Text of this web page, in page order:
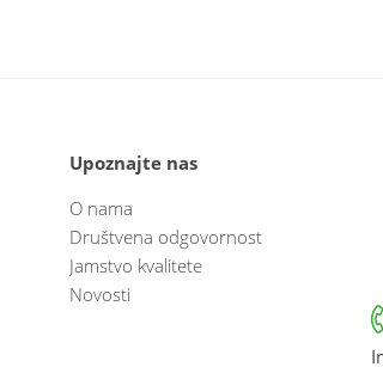
Upoznajte nas
O nama
Društvena odgovornost
Jamstvo kvalitete
Novosti